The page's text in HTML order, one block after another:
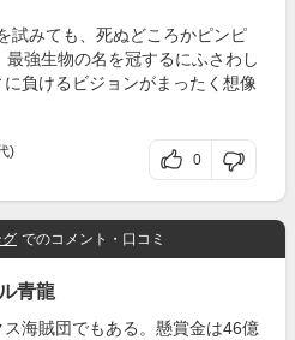
試みても、死ぬどころかピンピ
強生物の名を冠するにふさわし
負けるビジョンがまったく想像
)
0
でのコメント・口コミ
青龍
海賊団でもある。懸賞金は46億